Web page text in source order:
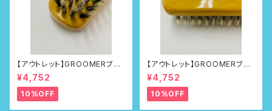
【アウトレット】GROOMERブラ
シNo.218
¥4,752
10%OFF
【アウトレット】GROOMERブラ
シNo.218
¥4,752
10%OFF